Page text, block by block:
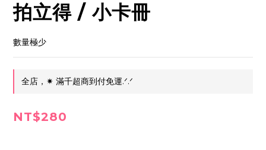
拍立得 / 小卡冊
數量極少
全店，✷ 滿千超商到付免運.ᐟ.ᐟ
NT$280